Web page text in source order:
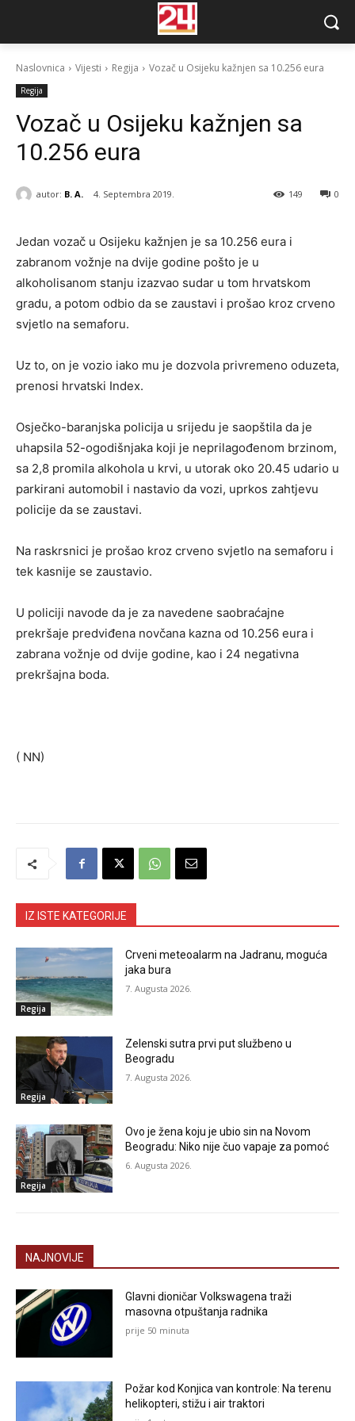
Naslovnica Vijesti Regija Vozač u Osijeku kažnjen sa 10.256 eura
Regija
Vozač u Osijeku kažnjen sa
10.256 eura
autor: B. A. 4. Septembra 2019. 0
149
Jedan vozač u Osijeku kažnjen je sa 10.256 eura i
zabranom vožnje na dvije godine pošto je u
alkoholisanom stanju izazvao sudar u tom hrvatskom
gradu, a potom odbio da se zaustavi i prošao kroz crveno
svjetlo na semaforu.
Uz to, on je vozio iako mu je dozvola privremeno oduzeta,
prenosi hrvatski Index.
Osječko-baranjska policija u srijedu je saopštila da je
uhapsila 52-ogodišnjaka koji je neprilagođenom brzinom,
sa 2,8 promila alkohola u krvi, u utorak oko 20.45 udario u
parkirani automobil i nastavio da vozi, uprkos zahtjevu
policije da se zaustavi.
Na raskrsnici je prošao kroz crveno svjetlo na semaforu i
tek kasnije se zaustavio.
U policiji navode da je za navedene saobraćajne
prekršaje predviđena novčana kazna od 10.256 eura i
zabrana vožnje od dvije godine, kao i 24 negativna
prekršajna boda.
( NN)
IZ ISTE KATEGORIJE
Regija
Crveni meteoalarm na Jadranu, moguća
jaka bura
7. Augusta 2026.
Regija
Zelenski sutra prvi put službeno u
Beogradu
7. Augusta 2026.
Regija
Ovo je žena koju je ubio sin na Novom
Beogradu: Niko nije čuo vapaje za pomoć
6. Augusta 2026.
NAJNOVIJE
Glavni dioničar Volkswagena traži
masovna otpuštanja radnika
prije 50 minuta
Požar kod Konjica van kontrole: Na terenu
helikopteri, stižu i air traktori